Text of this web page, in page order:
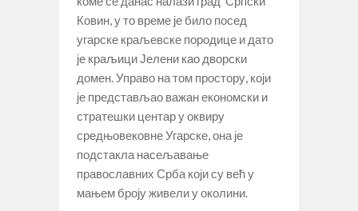
Ковин, у то време је било посед
угарске краљевске породице и дато
је краљици Јелени као дворски
домен. Управо на том простору, који
је представљао важан економски и
стратешки центар у оквиру
средњовековне Угарске, она је
подстакла насељавање
православних Срба који су већ у
мањем броју живели у околини.